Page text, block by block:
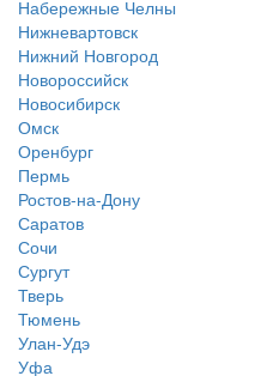
Набережные Челны
Нижневартовск
Нижний Новгород
Новороссийск
Новосибирск
Омск
Оренбург
Пермь
Ростов-на-Дону
Саратов
Сочи
Сургут
Тверь
Тюмень
Улан-Удэ
Уфа